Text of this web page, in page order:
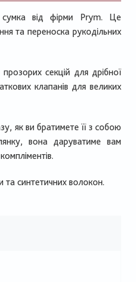
від фірми Prym. Це
та переноска рукодільних
секцій для дрібної
клапанів для великих
як ви братимете її з собою
вона даруватиме вам
та синтетичних волокон.